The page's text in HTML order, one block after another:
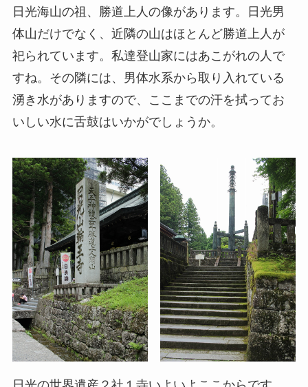
日光海山の祖、勝道上人の像があります。日光男
体山だけでなく、近隣の山はほとんど勝道上人が
祀られています。私達登山家にはあこがれの人で
すね。その隣には、男体水系から取り入れている
湧き水がありますので、ここまでの汗を拭ってお
いしい水に舌鼓はいかがでしょうか。